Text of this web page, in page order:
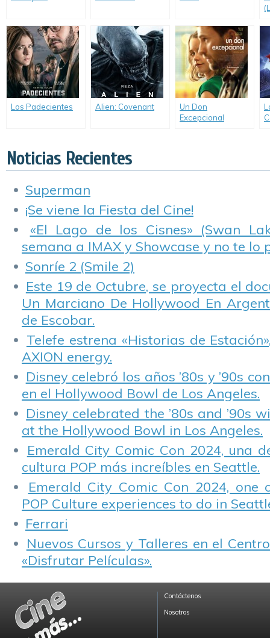
Los Padecientes Alien: Covenant
Un Don
Excepcional
Noticias Recientes
Superman
¡Se viene la Fiesta del Cine!
«El Lago de los Cisnes» (Swan
semana a IMAX y Showcase y no te lo
Sonríe 2 (Smile 2)
Este 19 de Octubre, se proyecta el
Un Marciano De Hollywood En
de Escobar.
Telefe estrena «Historias de
AXION energy.
Disney celebró los años ’80s y ’90s
en el Hollywood Bowl de Los Angeles.
Disney celebrated the ’80s and ’90s
at the Hollywood Bowl in Los Angeles.
Emerald City Comic Con 2024, una
cultura POP más increíbles en Seattle.
Emerald City Comic Con 2024,
POP Culture experiences to do in
Ferrari
Nuevos Cursos y Talleres en el
«Disfrutar Películas».
Contáctenos
Nosotros